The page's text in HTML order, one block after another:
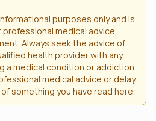
purposes only and is
medical advice,
Always seek the advice of
health provider with any
a medical condition or addiction.
medical advice or delay
something you have read here.